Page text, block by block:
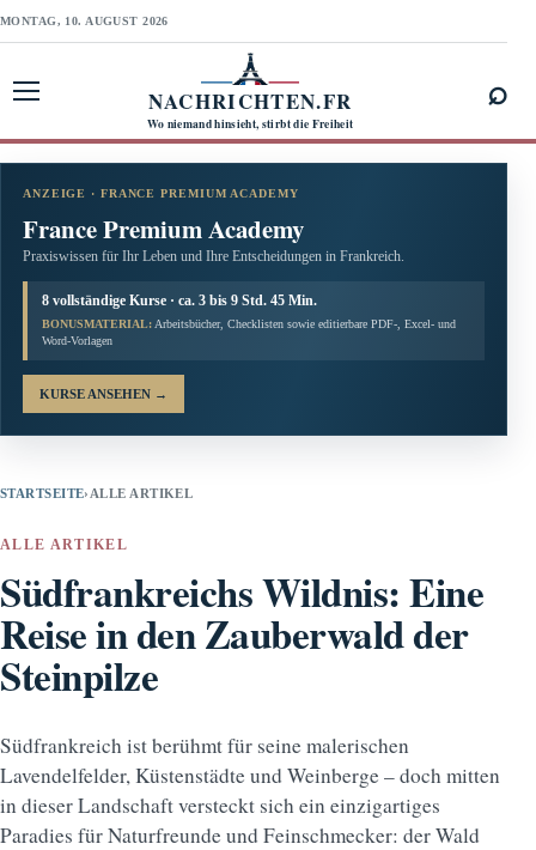
MONTAG, 10. AUGUST 2026
NACHRICHTEN.FR
Wo niemand hinsieht, stirbt die Freiheit
⌕
ANZEIGE · FRANCE PREMIUM ACADEMY
France Premium Academy
Praxiswissen für Ihr Leben und Ihre Entscheidungen in Frankreich.
8 vollständige Kurse · ca. 3 bis 9 Std. 45 Min.
BONUSMATERIAL: Arbeitsbücher, Checklisten sowie editierbare PDF-, Excel- und
Word-Vorlagen
KURSE ANSEHEN →
STARTSEITE› ALLE ARTIKEL
ALLE ARTIKEL
Südfrankreichs Wildnis: Eine
Reise in den Zauberwald der
Steinpilze
Südfrankreich ist berühmt für seine malerischen
Lavendelfelder, Küstenstädte und Weinberge – doch mitten
in dieser Landschaft versteckt sich ein einzigartiges
Paradies für Naturfreunde und Feinschmecker: der Wald